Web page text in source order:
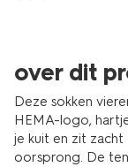
over dit
Deze sokken
HEMA-logo,
je kuit en zit
oorsprong. De